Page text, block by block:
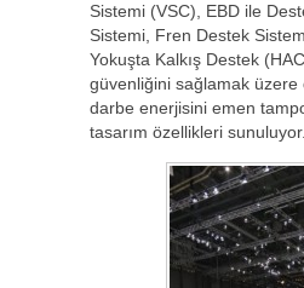
Sistemi (VSC), EBD ile
Sistemi, Fren Destek
Yokuşta Kalkış Destek
güvenliğini sağlamak üzere
darbe enerjisini emen
tasarım özellikleri sunuluyor.